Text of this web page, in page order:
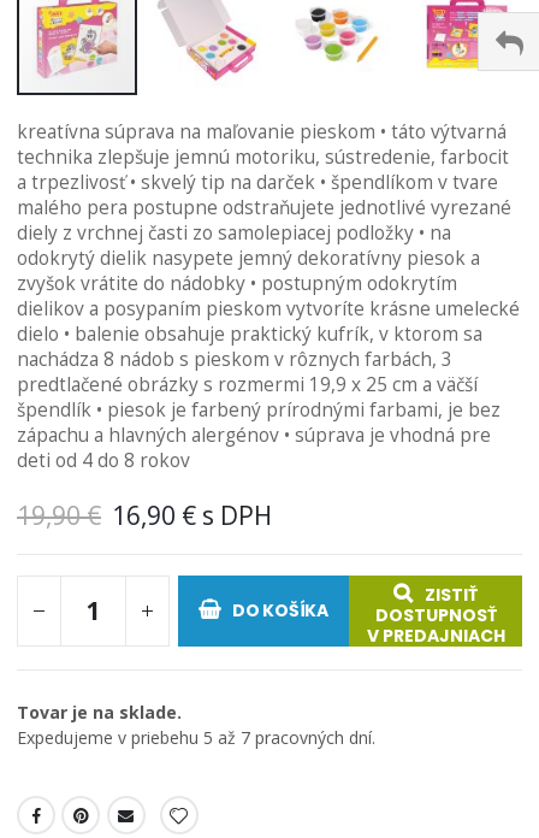
na
začiatok
galérie
obrázkov
kreatívna súprava na maľovanie pieskom • táto výtvarná
technika zlepšuje jemnú motoriku, sústredenie, farbocit
a trpezlivosť • skvelý tip na darček • špendlíkom v tvare
malého pera postupne odstraňujete jednotlivé vyrezané
diely z vrchnej časti zo samolepiacej podložky • na
odokrytý dielik nasypete jemný dekoratívny piesok a
zvyšok vrátite do nádobky • postupným odokrytím
dielikov a posypaním pieskom vytvoríte krásne umelecké
dielo • balenie obsahuje praktický kufrík, v ktorom sa
nachádza 8 nádob s pieskom v rôznych farbách, 3
predtlačené obrázky s rozmermi 19,9 x 25 cm a väčší
špendlík • piesok je farbený prírodnými farbami, je bez
zápachu a hlavných alergénov • súprava je vhodná pre
deti od 4 do 8 rokov
19,90 € 16,90 €
DO KOŠÍKA
ZISTIŤ
DOSTUPNOSŤ
V PREDAJNIACH
Tovar je na sklade.
Expedujeme v priebehu 5 až 7 pracovných dní.